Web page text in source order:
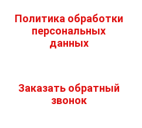
Политика обработки
персональных
данных
Заказать обратный
звонок